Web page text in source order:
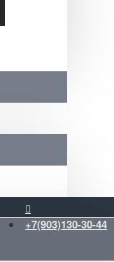
+7(903)130-30-44